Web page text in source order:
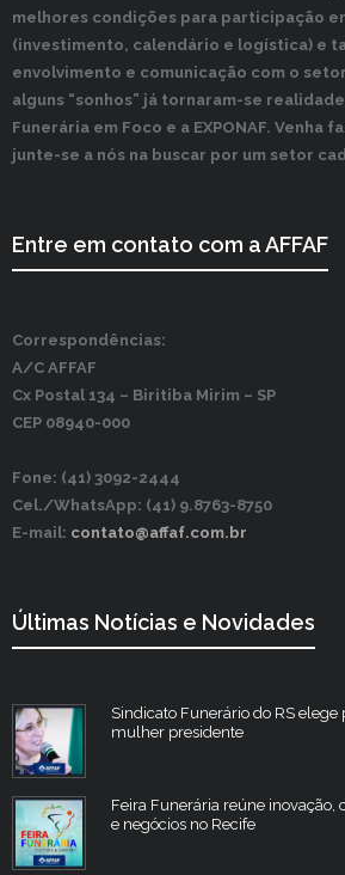
melhores condições para participação
(investimento, calendário e logística) e
envolvimento e comunicação com o
alguns “sonhos” já tornaram-se
Funerária em Foco e a EXPONAF. Venha
junte-se a nós na buscar por um setor
Entre em contato com a AFFAF
Correspondências:
A/C AFFAF
Cx Postal 134 – Biritiba Mirim – SP
CEP 08940-000
Fone: (41) 3092-2444
Cel./WhatsApp: (41) 9.8763-8750
E-mail: contato@affaf.com.br
Últimas Notícias e Novidades
Sindicato Funerário do RS elege
mulher presidente
Feira Funerária reúne inovação,
e negócios no Recife